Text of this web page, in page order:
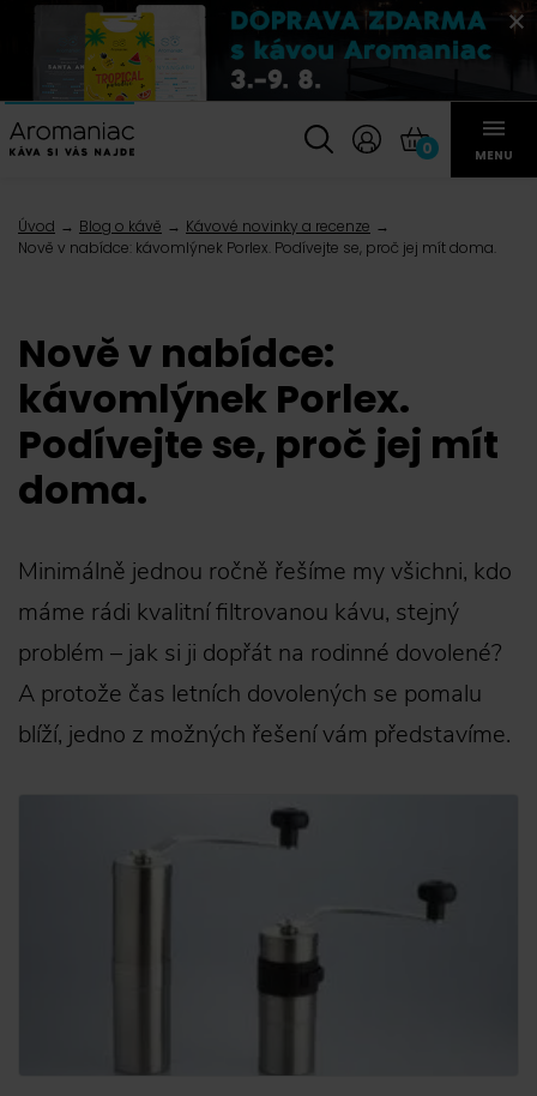
0 MENU
Úvod Blog o kávě
Kávové novinky a recenze
Nově v nabídce: kávomlýnek Porlex. Podívejte se, proč jej mít doma.
Nově v nabídce:
kávomlýnek Porlex.
Podívejte se, proč jej mít
doma.
Minimálně jednou ročně řešíme my všichni, kdo
máme rádi kvalitní filtrovanou kávu, stejný
problém – jak si ji dopřát na rodinné dovolené?
A protože čas letních dovolených se pomalu
blíží, jedno z možných řešení vám představíme.